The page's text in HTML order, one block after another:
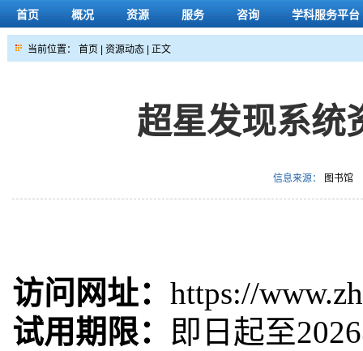
首页 概况 资源 服务 咨询 学科服务平台
当前位置： 首页 资源动态 | 正文
超星发现系统
信息来源： 图书馆
访问网址： https://
试用期限： 即日起至